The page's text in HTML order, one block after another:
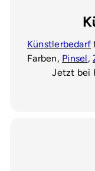
Künstlerbedarf
Farben, Pinsel,
Jetzt bei